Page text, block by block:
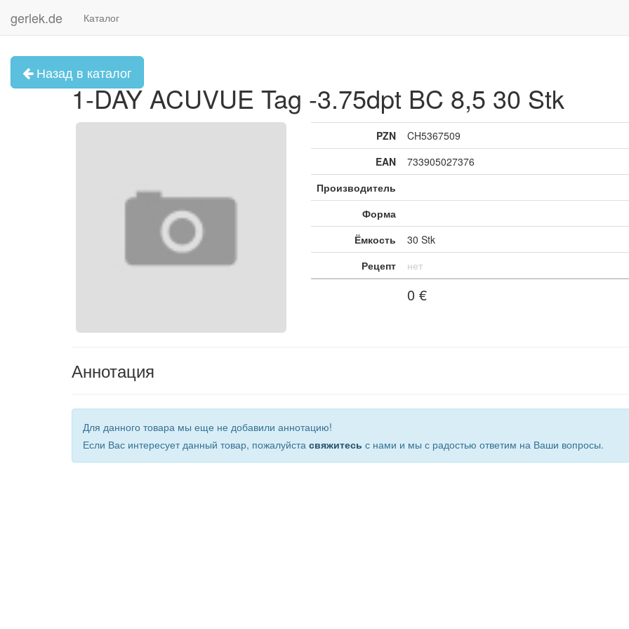
gerlek.de Каталог
Назад в каталог
1-DAY ACUVUE Tag -3.75dpt BC 8,5 30 Stk
PZN
CH5367509
EAN
733905027376
Производитель
Форма
Ёмкость
30 Stk
Рецепт
нет
0 €
Аннотация
Для данного товара мы еще не добавили аннотацию!
Если Вас интересует данный товар, пожалуйста свяжитесь с нами и мы с радостью ответим на Ваши вопросы.